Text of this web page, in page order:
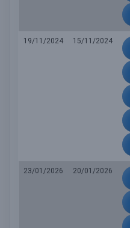
19/11/2024
15/11/2024
23/01/2026
20/01/2026